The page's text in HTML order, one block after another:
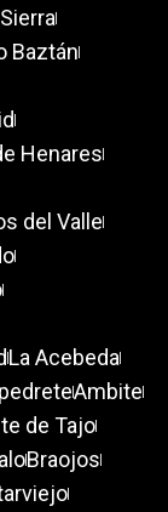
Baztán
Henares
del Valle
La Acebeda
Ambite
de Tajo
Braojos